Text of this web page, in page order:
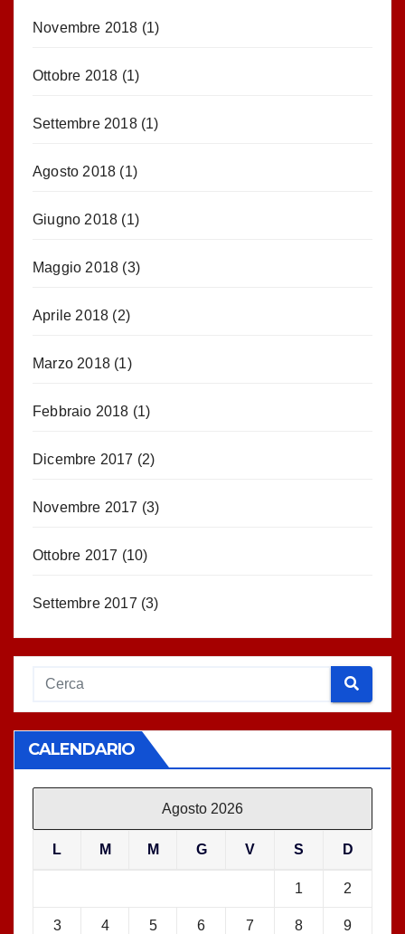
Novembre 2018 (1)
Ottobre 2018 (1)
Settembre 2018(1)
Agosto 2018 (1)
Giugno 2018 (1)
Maggio 2018 (3)
Aprile 2018 (2)
Marzo 2018 (1)
Febbraio 2018 (1)
Dicembre 2017 (2)
Novembre 2017 (3)
Ottobre 2017 (10)
Settembre 2017 (3)
CALENDARIO
Agosto 2026
L M M G V S D
1 2
3 4 5 6 7 8 9